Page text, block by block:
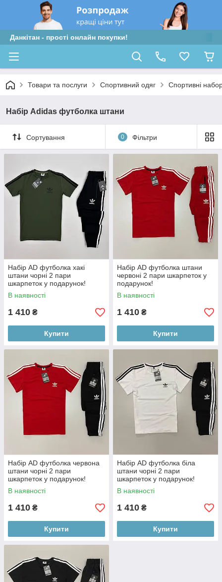
Данкітан - прості онлайн покупки!
Товари та послуги Спортивний одяг Спортивні
Набір Аdidas футболка штани
Сортування 0 Фільтри
Набір АD футболка хакі
штани чорні 2 пари
шкарпеток у подарунок!
В наявності
1 410 ₴
Купити
Набір АD футболка штани
червоні 2 пари шкарпеток у
подарунок!
В наявності
1 410 ₴
Купити
Набір АD футболка червона
штани чорні 2 пари
шкарпеток у подарунок!
В наявності
1 410 ₴
Купити
Набір АD футболка біла
штани чорні 2 пари
шкарпеток у подарунок!
В наявності
1 410 ₴
Купити